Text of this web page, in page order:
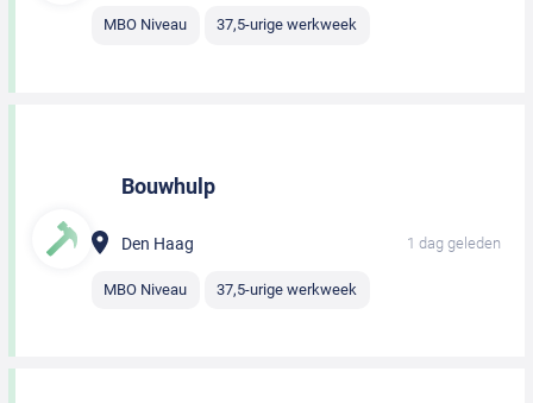
MBO Niveau 37,5-urige werkweek
Bouwhulp
Den Haag 1 dag geleden
MBO Niveau 37,5-urige werkweek